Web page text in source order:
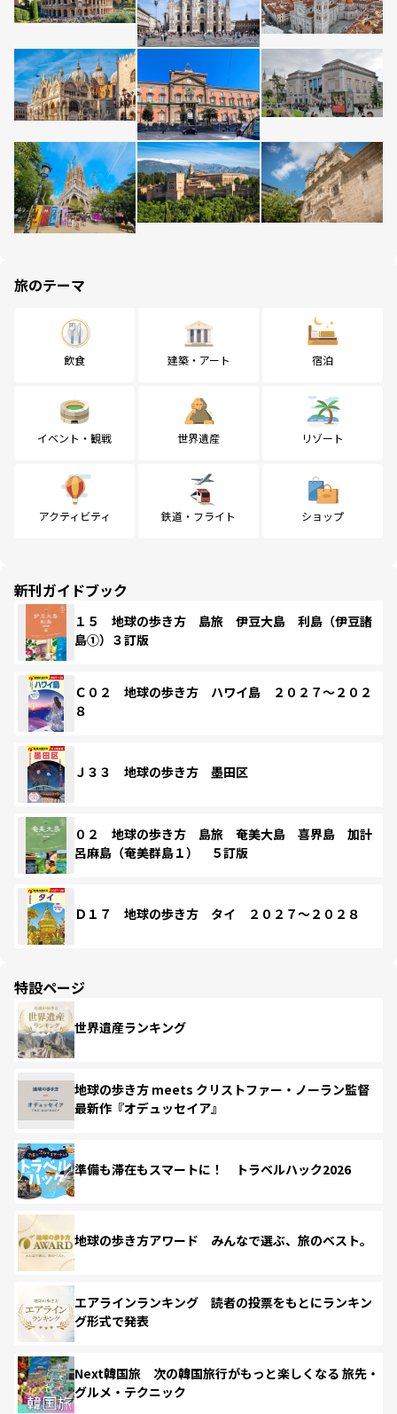
旅のテーマ
飲食 建築・アート 宿泊
イベント・観戦 世界遺産 リゾート
アクティビティ 鉄道・フライト ショップ
新刊ガイドブック
１５ 地球の歩き方 島旅 伊豆大島 利島（伊豆諸
島①）３訂版
Ｃ０２ 地球の歩き方 ハワイ島 ２０２７～２０２
８
Ｊ３３ 地球の歩き方 墨田区
０２ 地球の歩き方 島旅 奄美大島 喜界島 加計
呂麻島（奄美群島１） ５訂版
Ｄ１７ 地球の歩き方 タイ ２０２７～２０２８
特設ページ
世界遺産ランキング
地球の歩き方 meets クリストファー・ノーラン監督
最新作『オデュッセイア』
準備も滞在もスマートに！ トラベルハック2026
地球の歩き方アワード みんなで選ぶ、旅のベスト。
エアラインランキング 読者の投票をもとにランキン
グ形式で発表
Next韓国旅 次の韓国旅行がもっと楽しくなる 旅先・
グルメ・テクニック